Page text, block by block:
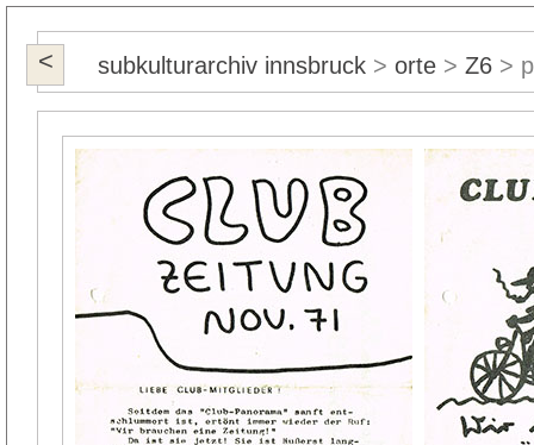
< subkulturarchiv innsbruck > orte > Z6 >